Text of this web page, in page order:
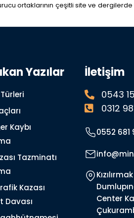
ortaklarının çeşitli site ve
Yazılar
Türleri
Kaybı
Tazminatı
Kazası
Davası
İletişim
0543
0312
0552 681
Center